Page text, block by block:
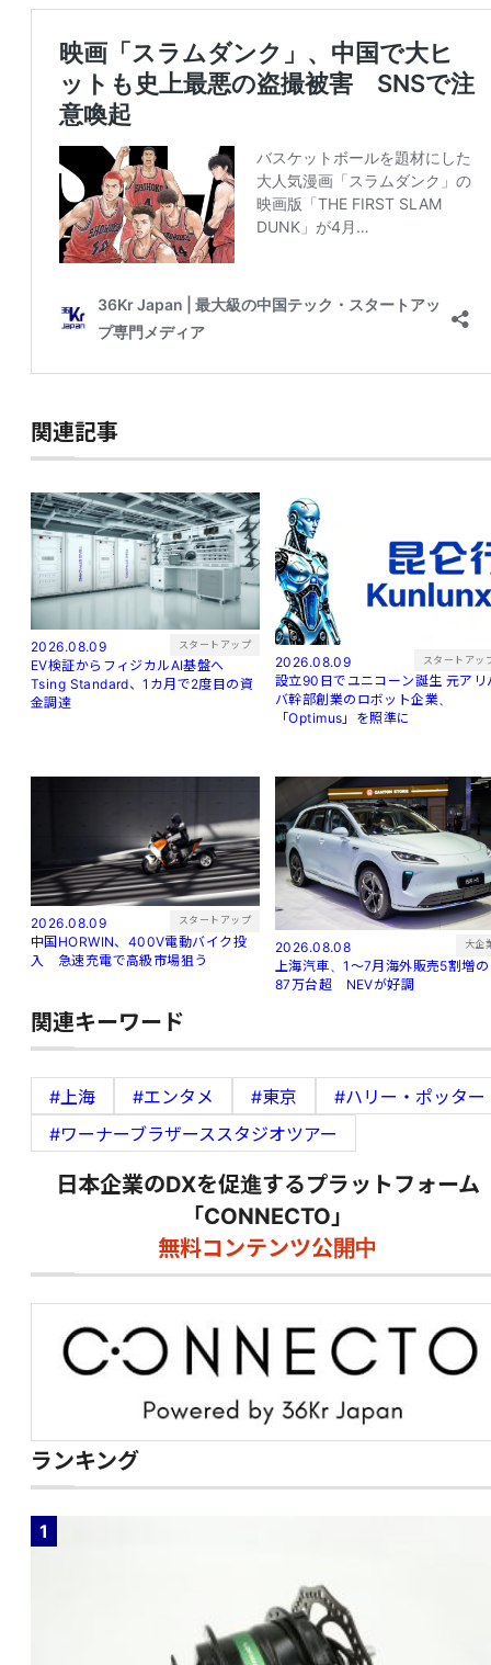
関連記事
2026.08.09 スタートアップ
EV検証からフィジカルAI基盤へ
Tsing Standard、1カ月で2度目の資
金調達
2026.08.09 スタートアッ
設立90日でユニコーン誕生 元アリバ
バ幹部創業のロボット企業、
「Optimus」を照準に
2026.08.09 スタートアップ
中国HORWIN、400V電動バイク投
入 急速充電で高級市場狙う
2026.08.08 大企
上海汽車、1～7月海外販売5割増の
87万台超 NEVが好調
関連キーワード
#上海 #エンタメ #東京
#ハリー・ポッター
#ワーナーブラザーススタジオツアー
日本企業のDXを促進するプラットフォーム
「CONNECTO」
無料コンテンツ公開中
ランキング
1